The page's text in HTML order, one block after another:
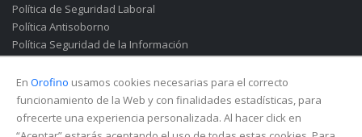
Política de Seguridad Laboral
Política Antisoborno
Política Seguridad de la Información
Canal de Denuncias(Soborno)
En Orofino usamos cookies necesarias para el correcto
funcionamiento de la Web y con finalidades estadísticas, para
ofrecerte una experiencia personalizada. Al hacer click en